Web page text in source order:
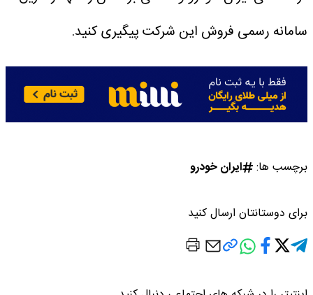
سامانه رسمی فروش این شرکت پیگیری کنید.
برچسب ها: ایران خودرو
برای دوستانتان ارسال کنید